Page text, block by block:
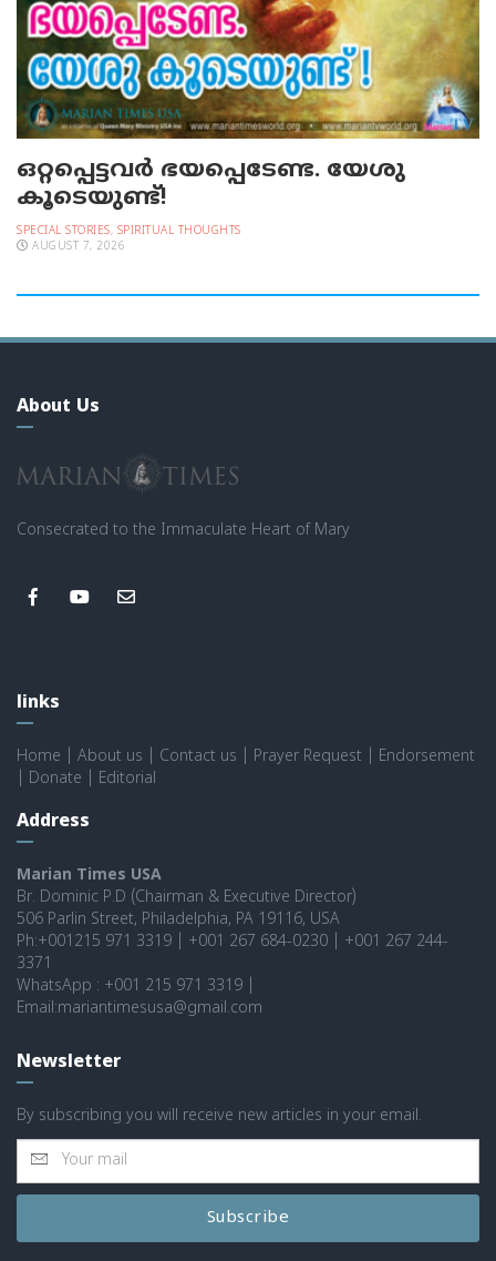
ഒറ്റപ്പെട്ടവര്‍ ഭയപ്പെടേണ്ട. യേശു
കൂടെയുണ്ട്!
SPECIAL STORIES, SPIRITUAL THOUGHTS
AUGUST 7, 2026
About Us
Consecrated to the Immaculate Heart of Mary
links
Home About us Contact us Prayer Request
Endorsement
Donate Editorial
Address
Marian Times USA
Br. Dominic P.D (Chairman & Executive Director)
506 Parlin Street, Philadelphia, PA 19116, USA
Ph:+001215 971 3319 | +001 267 684-0230 | +001 267 244-
3371
WhatsApp : +001 215 971 3319 |
Email:mariantimesusa@gmail.com
Newsletter
By subscribing you will receive new articles in your email.
Subscribe